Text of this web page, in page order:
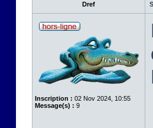
Dref
Inscription : 02 Nov 2024, 10:55
Message(s) : 9